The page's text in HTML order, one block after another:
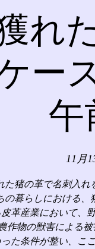
れ
ー
午
11月
た猪の革で名刺入
の暮らしにおける
皮革産業において、
作物の獣害による
た条件が整い、こ